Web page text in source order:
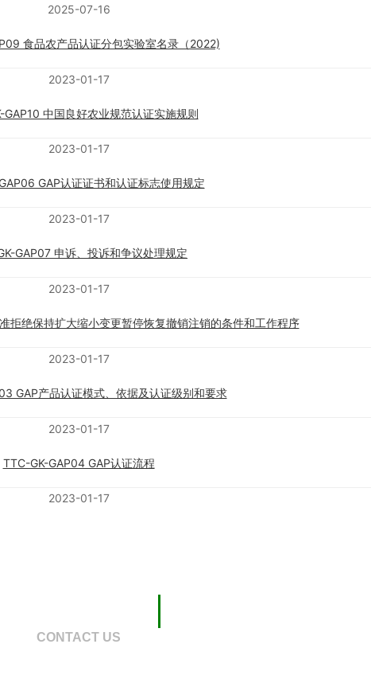
2025-07-16
食品农产品认证分包实验室名录（2022)
2023-01-17
GAP10 中国良好农业规范认证实施规则
2023-01-17
GAP认证证书和认证标志使用规定
2023-01-17
GAP07 申诉、投诉和争议处理规定
2023-01-17
拒绝保持扩大缩小变更暂停恢复撤销注销的条件和工作程序
2023-01-17
GAP产品认证模式、依据及认证级别和要求
2023-01-17
TTC-GK-GAP04 GAP认证流程
2023-01-17
CONTACT US